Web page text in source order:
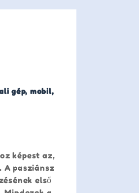
gép, mobil,
képest az,
A pasziánsz
első